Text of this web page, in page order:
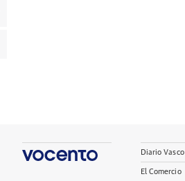
Diario Vasco
El Comercio